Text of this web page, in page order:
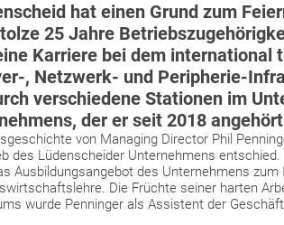
hat einen Grund zum
25 Jahre
Karriere bei dem international
, Netzwerk- und Peripherie-
verschiedene Stationen im
der er seit 2018
von Managing Director Phil
des Lüdenscheider Unternehmens
Ausbildungsangebot des Unternehmens
Die Früchte seiner harten
wurde Penninger als Assistent der